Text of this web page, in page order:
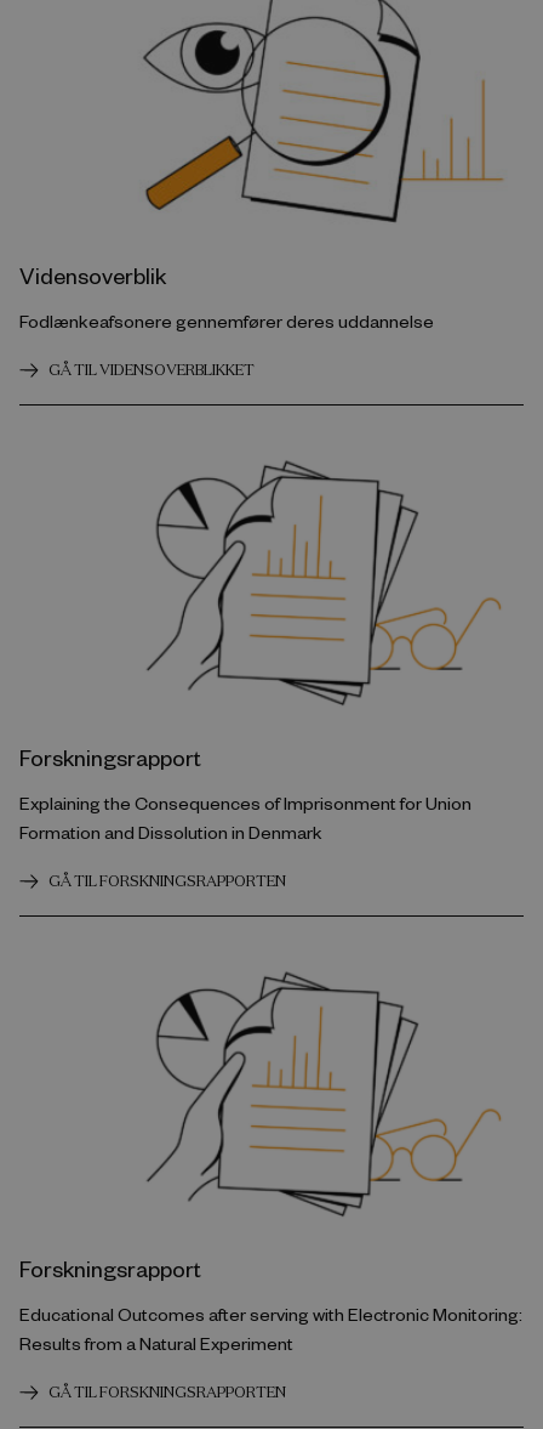
Vidensoverblik
Fodlænkeafsonere gennemfører deres uddannelse
GÅ TIL VIDENSOVERBLIKKET
Forskningsrapport
Explaining the Consequences of Imprisonment for Union
Formation and Dissolution in Denmark
GÅ TIL FORSKNINGSRAPPORTEN
Forskningsrapport
Educational Outcomes after serving with Electronic Monitoring:
Results from a Natural Experiment
GÅ TIL FORSKNINGSRAPPORTEN